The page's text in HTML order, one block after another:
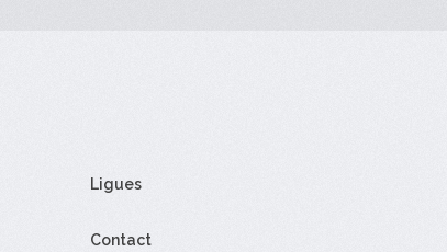
Ligues
Contact